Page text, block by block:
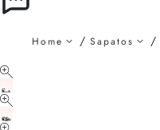
Home Sapatos